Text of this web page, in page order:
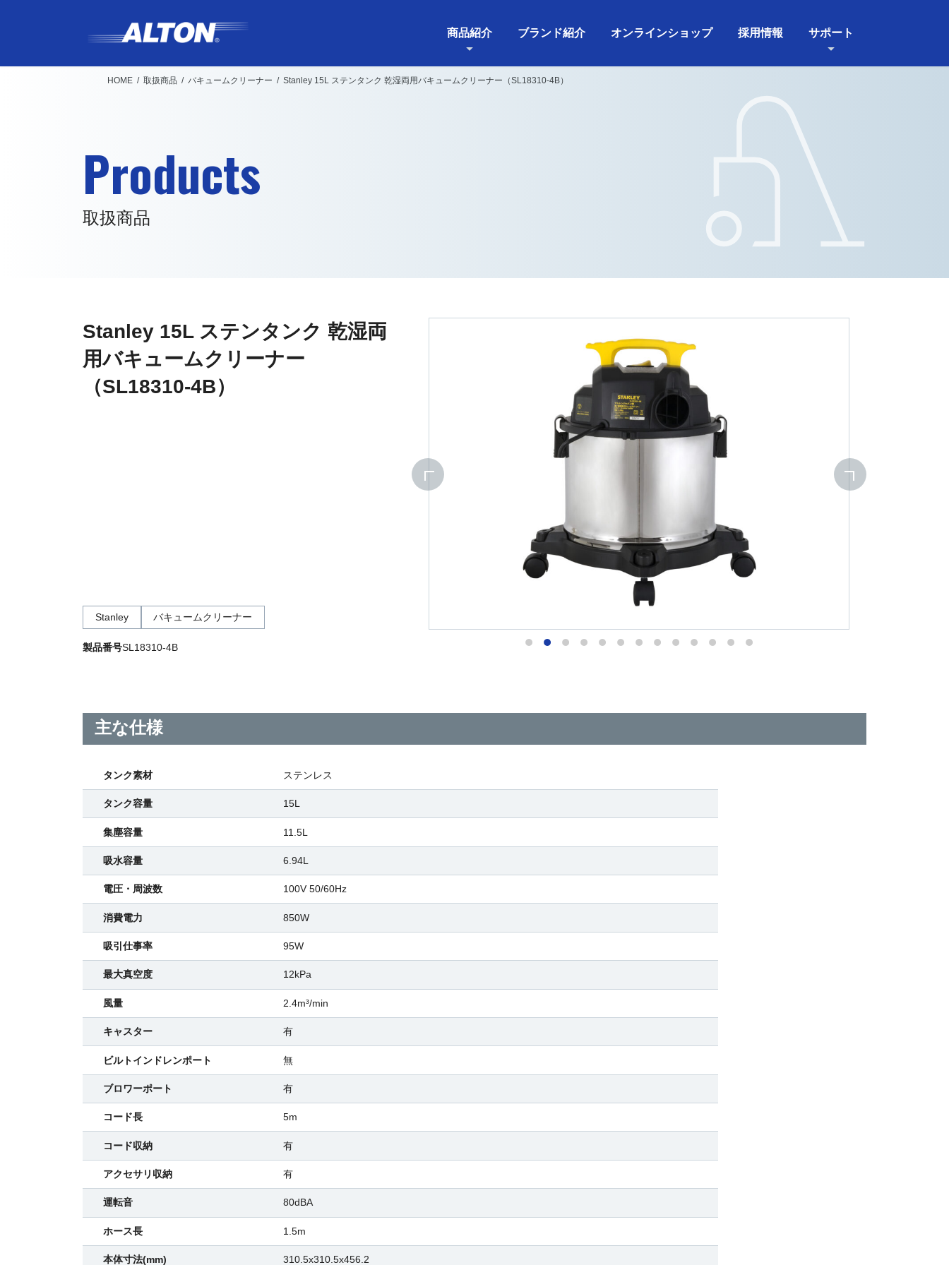
ン
ー
商品紹介 ブランド紹介 オンラインショップ 採用情報 サポート
HOME 取扱商品 バキュームクリーナー Stanley 15L ステンタンク 乾湿両用バキュームクリーナー（SL18310-4B）
Products
取扱商品
Stanley 15L ステンタンク 乾湿両
用バキュームクリーナー
（SL18310-4B）
Stanley バキュームクリーナー
製品番号SL18310-4B
主な仕様
タンク素材 ステンレス
タンク容量 15L
集塵容量 11.5L
吸水容量 6.94L
電圧・周波数 100V 50/60Hz
消費電力 850W
吸引仕事率 95W
最大真空度 12kPa
風量 2.4m³/min
キャスター 有
ビルトインドレンポート 無
ブロワーポート 有
コード長 5m
コード収納 有
アクセサリ収納 有
運転音 80dBA
ホース長 1.5m
本体寸法(mm) 310.5x310.5x456.2